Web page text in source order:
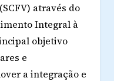
através do
Integral à
objetivo
e
a integração e